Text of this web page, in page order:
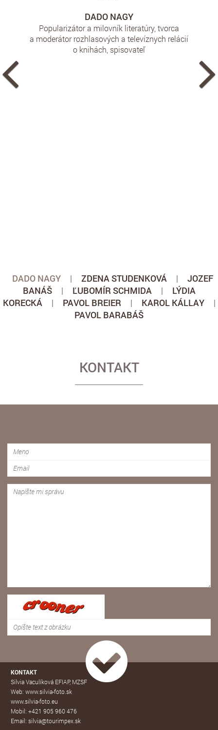
DADO NAGY
Popularizátor a milovník literatúry, tvorca
a moderátor rozhlasových a televíznych relácií
o knihách, spisovateľ
DADO NAGY | ZDENA STUDENKOVÁ |
JOZEF
BANÁŠ
| ĽUBOMÍR SCHMIDA |
LÝDIA
KORECKÁ
| PAVOL BREIER | KAROL KÁLLAY
|
PAVOL BARABÁŠ
KONTAKT
KONTAKT
Silvia Vaculíková EFIAP, MZSF
Web: www.silvia-foto.sk
www.silvia-foto.eu
Mobil: +421 905 960 476
Email: silvia@tourimpex.sk